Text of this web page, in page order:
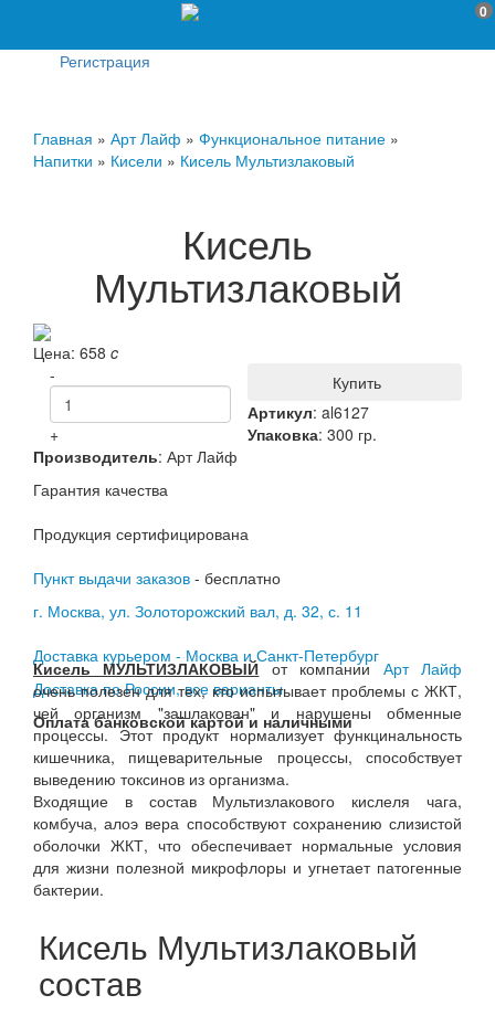
0
Регистрация
Главная » Арт Лайф » Функциональное питание »
Напитки » Кисели » Кисель Мультизлаковый
Кисель
Мультизлаковый
Цена: 658 c
-
+
Купить
Артикул: al6127
Упаковка: 300 гр.
Производитель: Арт Лайф
Гарантия качества
Продукция сертифицирована
Пункт выдачи заказов - бесплатно
г. Москва, ул. Золоторожский вал, д. 32, с. 11
Доставка курьером - Москва и Санкт-Петербург
Доставка по России, все варианты
Оплата банковской картой и наличными
Кисель МУЛЬТИЗЛАКОВЫЙот компании Арт Лайф
очень полезен для тех, кто испытывает проблемы с ЖКТ,
чей организм "зашлакован" и нарушены обменные
процессы. Этот продукт нормализует функцинальность
кишечника, пищеварительные процессы, способствует
выведению токсинов из организма.
Входящие в состав Мультизлакового кислеля чага,
комбуча, алоэ вера способствуют сохранению слизистой
оболочки ЖКТ, что обеспечивает нормальные условия
для жизни полезной микрофлоры и угнетает патогенные
бактерии.
Кисель Мультизлаковый
состав